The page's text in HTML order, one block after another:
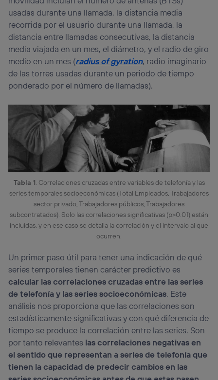
usadas durante una llamada, la distancia media
recorrida por el usuario durante una llamada, la
distancia entre llamadas consecutivas, la distancia
media viajada en un mes, el diámetro, y el radio de giro
medio en un mes (radius of gyration, radio imaginario
de las torres usadas durante un periodo de tiempo
ponderado por el número de llamadas).
Tabla 1 . Correlaciones cruzadas entre variables de telefonía y las
series temporales socioeconómicas (Total Empleados, Trabajadores
sector privado, Trabajadores públicos, Trabajadores
subcontratados). Solo las correlaciones significativas (p>0.01) están
incluidas, y en ese caso se detalla la correlación y el intervalo al que
ocurren.
Un primer paso útil para tener una indicación de qué
series temporales tienen carácter predictivo es
calcular las correlaciones cruzadas entre las series
de telefonía y las series socioeconómicas. Este
análisis nos proporciona que las correlaciones son
estadísticamente significativas y con qué diferencia de
tiempo se produce la correlación entre las series. Son
por tanto relevantes las correlaciones negativas en
el sentido que representan a series de telefonía que
tienen la capacidad de predecir cambios en las